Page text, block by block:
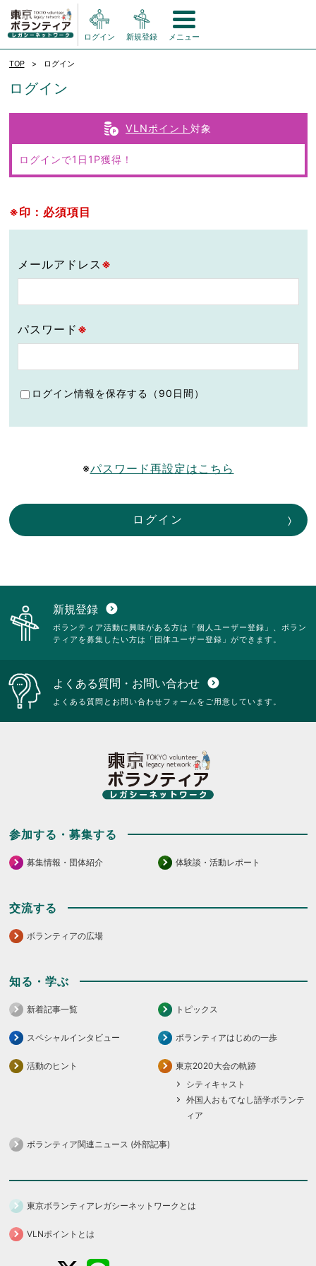
ログイン 新規登録 メニュー
TOP ログイン
ログイン
VLNポイント 対象
ログインで1日1P獲得！
※印：必須項目
メールアドレス ※
パスワード ※
ログイン情報を保存する（90日間）
※パスワード再設定はこちら
ログイン
新規登録 expand_circle_down
ボランティア活動に興味がある方は「個人ユーザー登録」、ボラン
ティアを募集したい方は「団体ユーザー登録」ができます。
よくある質問・お問い合わせ expand_circle_down
よくある質問とお問い合わせフォームをご用意しています。
参加する・募集する
募集情報・団体紹介 体験談・活動レポート
交流する
ボランティアの広場
知る・学ぶ
新着記事一覧 トピックス
スペシャルインタビュー ボランティアはじめの一歩
活動のヒント
東京2020大会の軌跡
シティキャスト
外国人おもてなし語学ボランテ
ィア
ボランティア関連ニュース (外部記事)
東京ボランティアレガシーネットワークとは
VLNポイントとは